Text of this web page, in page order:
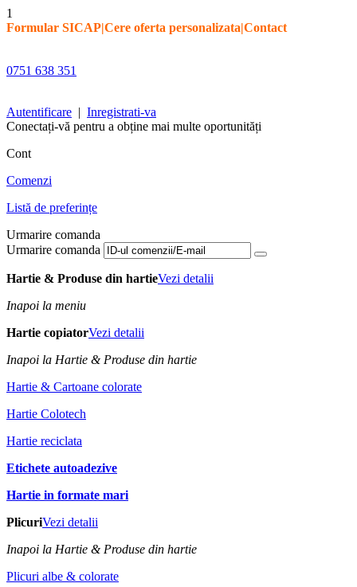
1
Formular SICAP|Cere oferta personalizata|Contact
0751 638 351
Autentificare | Inregistrati-va
Conectați-vă pentru a obține mai multe oportunități
Cont
Comenzi
Listă de preferințe
Urmarire comanda
Urmarire comanda
Hartie & Produse din hartieVezi detalii
Inapoi la meniu
Hartie copiatorVezi detalii
Inapoi la Hartie & Produse din hartie
Hartie & Cartoane colorate
Hartie Colotech
Hartie reciclata
Etichete autoadezive
Hartie in formate mari
PlicuriVezi detalii
Inapoi la Hartie & Produse din hartie
Plicuri albe & colorate